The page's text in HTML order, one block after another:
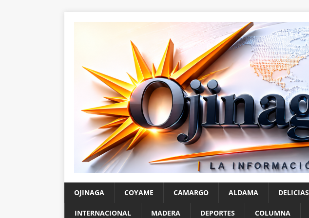
OJINAGA COYAME CAMARGO ALDAMA DELICIAS
INTERNACIONAL MADERA DEPORTES COLUMNA